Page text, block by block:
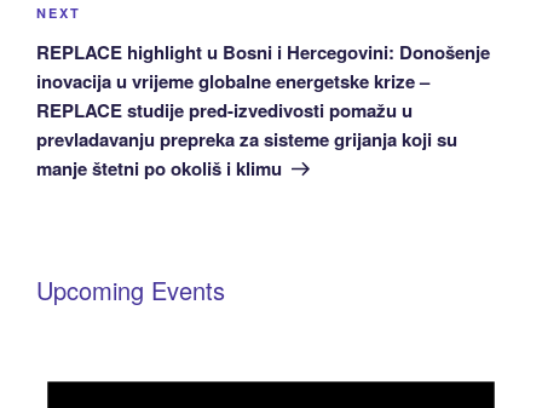
Next
Post
NEXT
REPLACE highlight u Bosni i Hercegovini: Donošenje
inovacija u vrijeme globalne energetske krize –
REPLACE studije pred-izvedivosti pomažu u
prevladavanju prepreka za sisteme grijanja koji su
manje štetni po okoliš i klimu
Upcoming Events